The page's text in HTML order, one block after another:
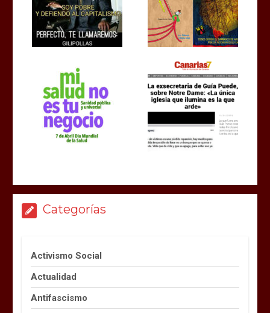
Categorías
Activismo Social
Actualidad
Antifascismo